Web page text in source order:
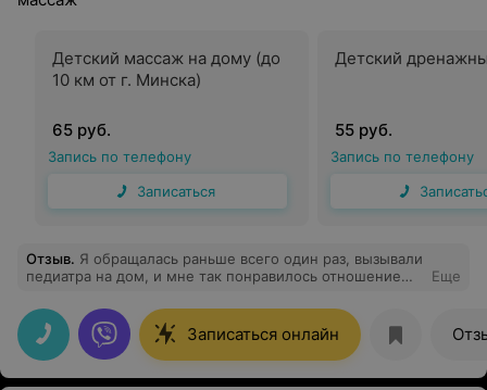
Детский массаж на дому (до
10 км от г. Минска)
65 руб.
Запись по телефону
Записаться
Детский
55 руб.
Запись по телефону
Отзыв. Я обращалась раньше всего один раз, вызывали
педиатра на дом, и мне так понравилось отношение
когда встал вопрос о выборе детского массажиста,
стала искать варианты именно у вас. И нашла), Касинич
Галина Вячеславовна) Очень мне понравился
специалист и как человек приятный. Думаю, что это
первый , но не последний курс массажа, поэтому
Еще
Записаться онлайн